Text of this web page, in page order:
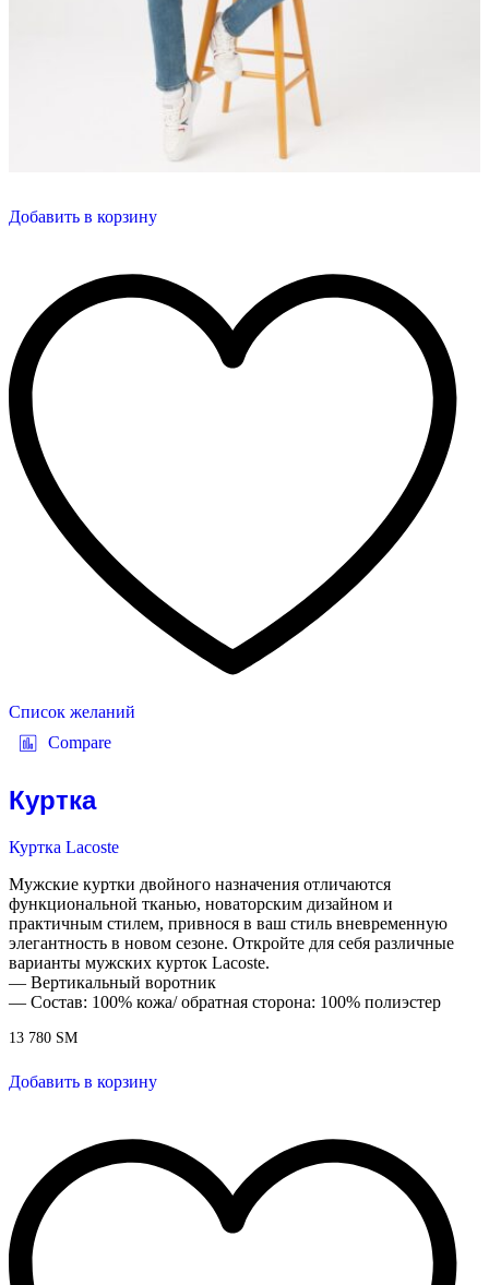
Добавить в корзину
Список желаний
Compare
Куртка
Куртка Lacoste
Мужские куртки двойного назначения отличаются
функциональной тканью, новаторским дизайном и
практичным стилем, привнося в ваш стиль вневременную
элегантность в новом сезоне. Откройте для себя различные
варианты мужских курток Lacoste.
— Вертикальный воротник
— Состав: 100% кожа/ обратная сторона: 100% полиэстер
13 780 ЅМ
Добавить в корзину